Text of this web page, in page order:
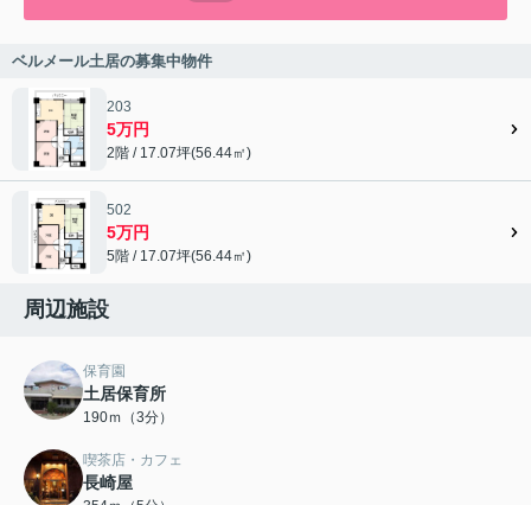
ベルメール土居の募集中物件
203
5万円
2階 / 17.07坪(56.44㎡)
502
5万円
5階 / 17.07坪(56.44㎡)
周辺施設
保育園
土居保育所
190ｍ（3分）
喫茶店・カフェ
長崎屋